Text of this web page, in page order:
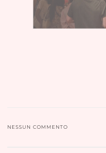
NESSUN COMMENTO